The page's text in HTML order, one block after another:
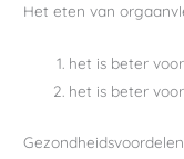
Het eten van
het is beter
het is beter